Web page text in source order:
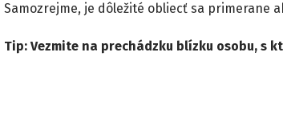
Samozrejme, je dôležité obliecť sa primerane
Tip: Vezmite na prechádzku blízku osobu, s